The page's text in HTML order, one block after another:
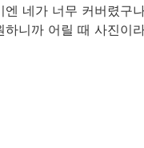
엔 네가 너무 커버렸구
하니까 어릴 때 사진이